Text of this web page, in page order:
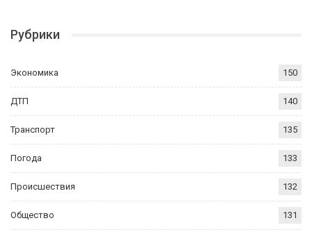
Рубрики
Экономика 150
ДТП 140
Транспорт 135
Погода 133
Происшествия 132
Общество 131